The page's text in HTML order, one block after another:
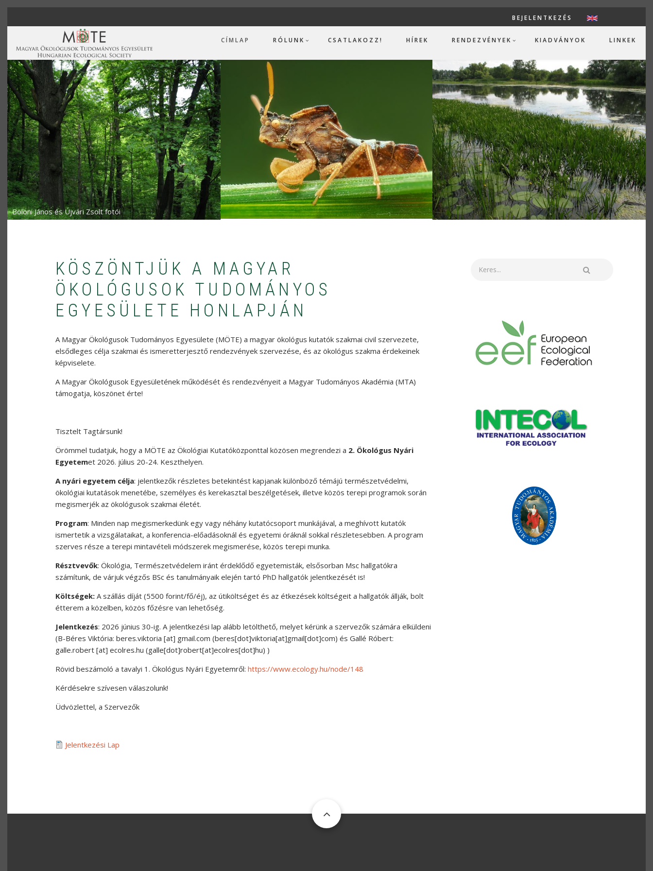
Ugrás a tartalomra
USER
BEJELENTKEZÉS
CÍMLAP RÓLUNK CSATLAKOZZ! HÍREK RENDEZVÉNYEK KIADVÁNYOK LINKEK
Bölöni János és Újvári Zsolt fotói
KÖSZÖNTJÜK A MAGYAR
ÖKOLÓGUSOK TUDOMÁNYOS
EGYESÜLETE HONLAPJÁN
A Magyar Ökológusok Tudományos Egyesülete (MÖTE) a magyar ökológus kutatók szakmai civil szervezete,
elsődleges célja szakmai és ismeretterjesztő rendezvények szervezése, és az ökológus szakma érdekeinek
képviselete.
A Magyar Ökológusok Egyesületének működését és rendezvényeit a Magyar Tudományos Akadémia (MTA)
támogatja, köszönet érte!
Tisztelt Tagtársunk!
Örömmel tudatjuk, hogy a MÖTE az Ökológiai Kutatóközponttal közösen megrendezi a 2. Ökológus Nyári
Egyetemet 2026. július 20-24. Keszthelyen.
A nyári egyetem célja: jelentkezők részletes betekintést kapjanak különböző témájú természetvédelmi,
ökológiai kutatások menetébe, személyes és kerekasztal beszélgetések, illetve közös terepi programok során
megismerjék az ökológusok szakmai életét.
Program: Minden nap megismerkedünk egy vagy néhány kutatócsoport munkájával, a meghívott kutatók
ismertetik a vizsgálataikat, a konferencia-előadásoknál és egyetemi óráknál sokkal részletesebben. A program
szerves része a terepi mintavételi módszerek megismerése, közös terepi munka.
Résztvevők: Ökológia, Természetvédelem iránt érdeklődő egyetemisták, elsősorban Msc hallgatókra
számítunk, de várjuk végzős BSc és tanulmányaik elején tartó PhD hallgatók jelentkezését is!
Költségek: A szállás díját (5500 forint/fő/éj), az útiköltséget és az étkezések költségeit a hallgatók állják, bolt
étterem a közelben, közös főzésre van lehetőség.
Jelentkezés: 2026 június 30-ig. A jelentkezési lap alább letölthető, melyet kérünk a szervezők számára elküldeni
(B-Béres Viktória: beres.viktoria [at] gmail.com (beres[dot]viktoria[at]gmail[dot]com) és Gallé Róbert:
galle.robert [at] ecolres.hu (galle[dot]robert[at]ecolres[dot]hu) )
Rövid beszámoló a tavalyi 1. Ökológus Nyári Egyetemről: https://www.ecology.hu/node/148
Kérdésekre szívesen válaszolunk!
Üdvözlettel, a Szervezők
Jelentkezési Lap